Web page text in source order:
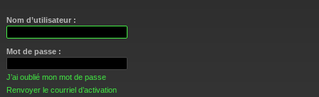
Nom d’utilisateur :
Mot de passe :
J’ai oublié mon mot de passe
Renvoyer le courriel d’activation